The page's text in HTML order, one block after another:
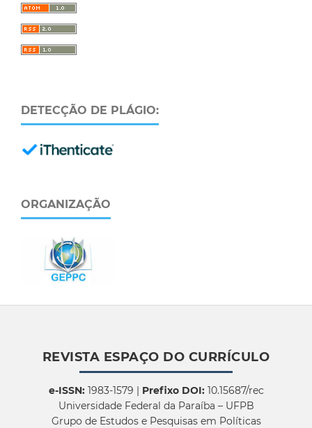
DETECÇÃO DE PLÁGIO:
ORGANIZAÇÃO
REVISTA ESPAÇO DO CURRÍCULO
e-ISSN:1983-1579 | Prefixo DOI:10.15687/rec
Universidade Federal da Paraíba – UFPB
Grupo de Estudos e Pesquisas em Políticas